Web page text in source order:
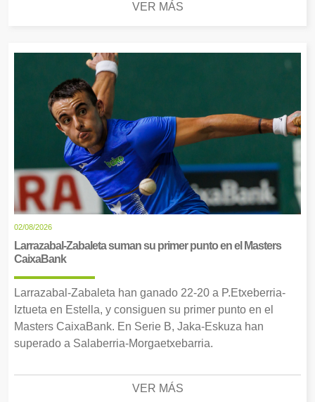
VER MÁS
02/08/2026
Larrazabal-Zabaleta suman su primer punto en el Masters
CaixaBank
Larrazabal-Zabaleta han ganado 22-20 a P.Etxeberria-
Iztueta en Estella, y consiguen su primer punto en el
Masters CaixaBank. En Serie B, Jaka-Eskuza han
superado a Salaberria-Morgaetxebarria.
VER MÁS